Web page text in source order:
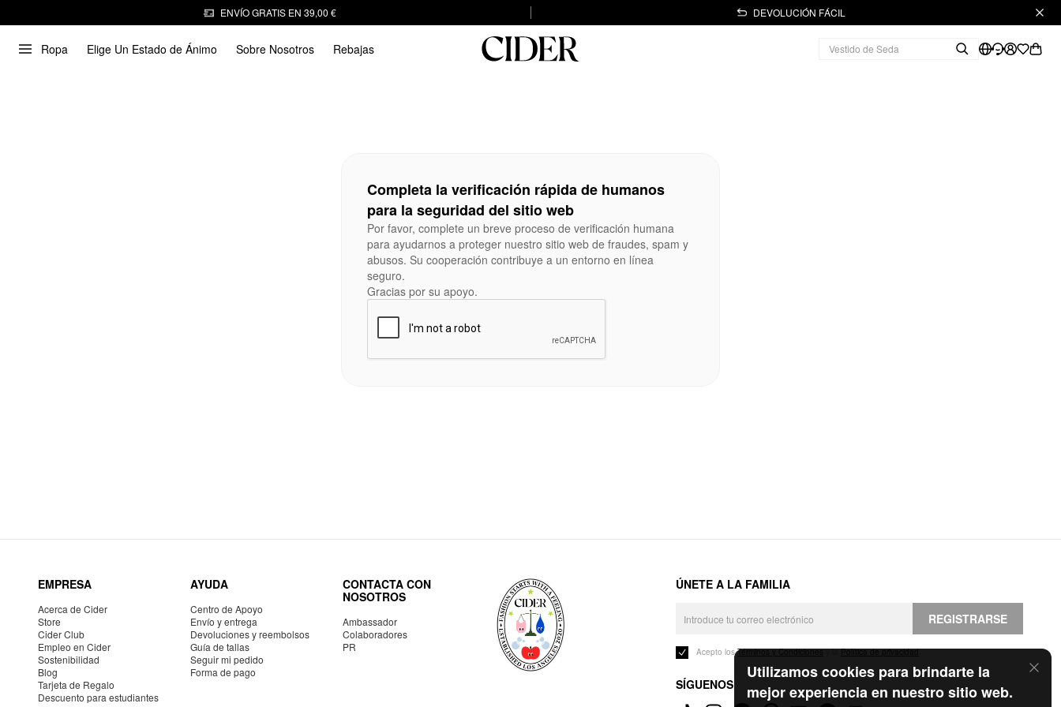
ENVÍO GRATIS EN 39,00 € DEVOLUCIÓN FÁCIL
Ropa Elige Un Estado de Ánimo Sobre Nosotros Rebajas
Utilizamos cookies para brindarte la
mejor experiencia en nuestro sitio web.
Completa la verificación rápida de humanos
para la seguridad del sitio web
Por favor, complete un breve proceso de verificación humana
para ayudarnos a proteger nuestro sitio web de fraudes, spam y
abusos. Su cooperación contribuye a un entorno en línea
seguro.
Gracias por su apoyo.
EMPRESA
Acerca de Cider
Store
Cider Club
Empleo en Cider
Sostenibilidad
Blog
Tarjeta de Regalo
Descuento para estudiantes
AYUDA
Centro de Apoyo
Envío y entrega
Devoluciones y reembolsos
Guía de tallas
Seguir mi pedido
Forma de pago
CONTACTA CON
NOSOTROS
Ambassador
Colaboradores
PR
ÚNETE A LA FAMILIA
REGISTRARSE
Acepto losTérminos y Condicionesy laPolítica de privacidad.
SÍGUENOS